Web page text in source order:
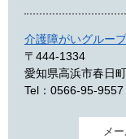
介護障がいグループ
〒444-1334
愛知県高浜市春日
Tel：0566-95-9557
メ